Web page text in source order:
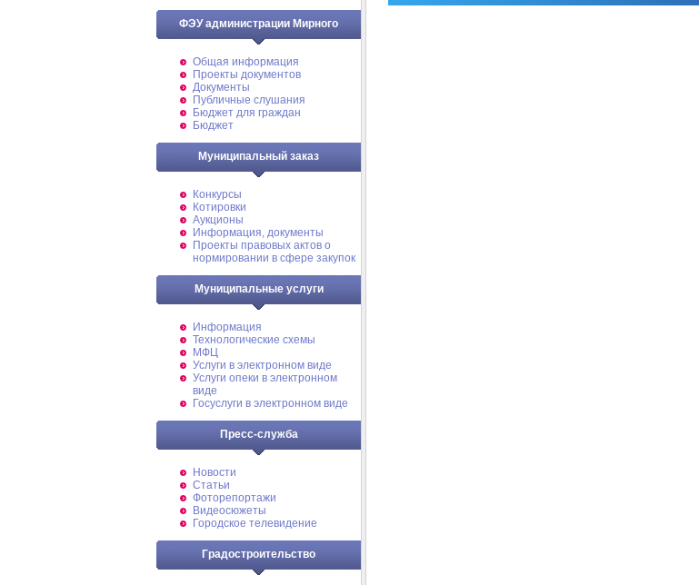
ФЭУ администрации Мирного
Общая информация
Проекты документов
Документы
Публичные слушания
Бюджет для граждан
Бюджет
Муниципальный заказ
Конкурсы
Котировки
Аукционы
Информация, документы
Проекты правовых актов о
нормировании в сфере закупок
Муниципальные услуги
Информация
Технологические схемы
МФЦ
Услуги в электронном виде
Услуги опеки в электронном
виде
Госуслуги в электронном виде
Пресс-служба
Новости
Статьи
Фоторепортажи
Видеосюжеты
Городское телевидение
Градостроительство